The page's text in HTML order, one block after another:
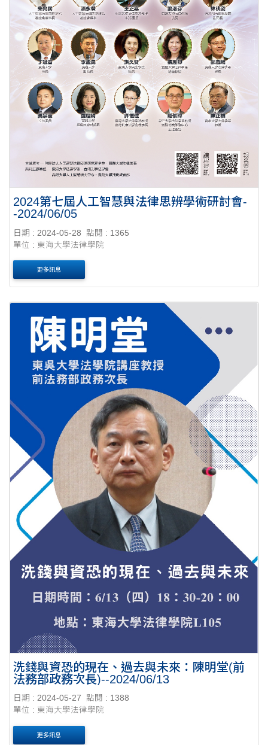
2024第七屆人工智慧與法律思辨學術研討會-
-2024/06/05
日期 : 2024-05-28
點閱 : 1365
單位 : 東海大學法律學院
更多訊息
洗錢與資恐的現在、過去與未來：陳明堂(前
法務部政務次長)--2024/06/13
日期 : 2024-05-27
點閱 : 1388
單位 : 東海大學法律學院
更多訊息